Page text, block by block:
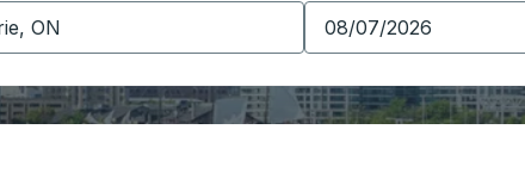
opciones de ubicación y luego use las teclas de
a escribir la ciudad de destino para abrir las